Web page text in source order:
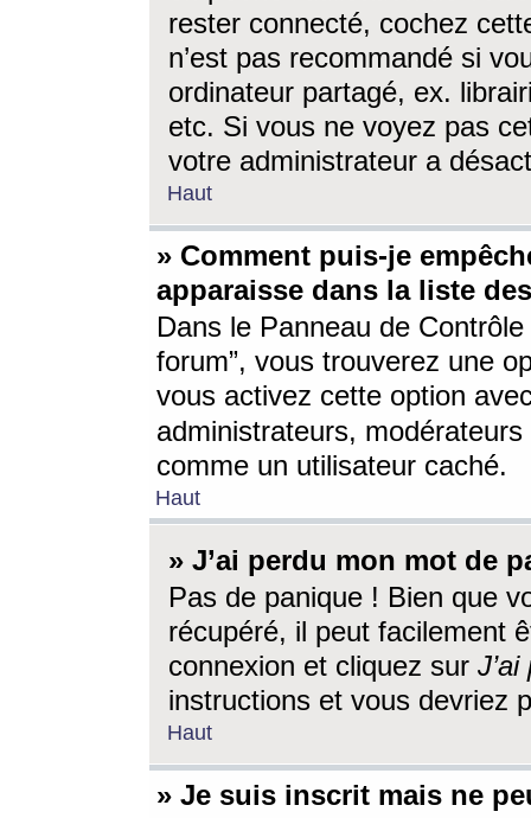
rester connecté, cochez
n’est pas recommandé si
ordinateur partagé, ex.
etc. Si vous ne voyez pas
votre administrateur a
Haut
» Comment puis-je
apparaisse dans la liste
Dans le Panneau de
forum”, vous trouverez une
vous activez cette option
administrateurs,
comme un utilisateur caché.
Haut
» J’ai perdu mon mot de
Pas de panique ! Bien que
récupéré, il peut facilement
connexion et cliquez sur
instructions et vous devriez
Haut
» Je suis inscrit mais ne